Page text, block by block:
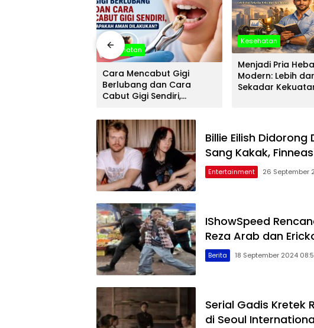
Kesehatan
Cara Mencabut Gigi
Berlubang dan Cara
Cabut Gigi Sendiri,
Kesehatan
Menjadi Pria
Modern: Lebih
Sekadar
Billie Eilish
Sang Kakak,
Entertainment 26 September
IShowSpeed
Reza Arab dan
Berita 18 September 2024
Serial Gadis Kretek
di Seoul